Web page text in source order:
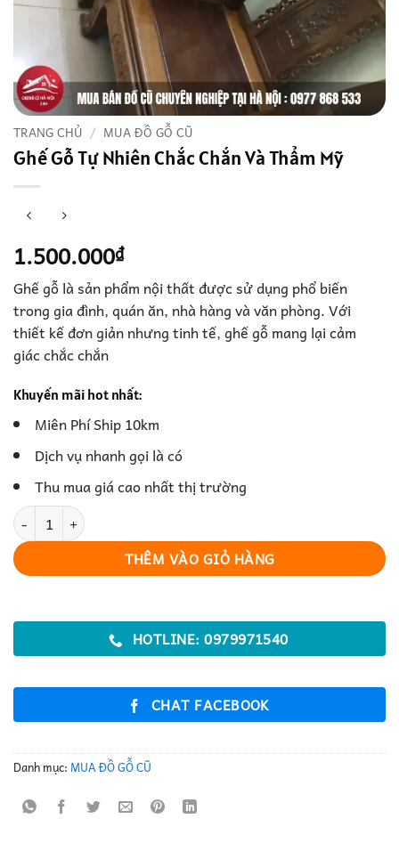
TRANG CHỦ / MUA ĐỒ GỖ CŨ
Ghế Gỗ Tự Nhiên Chắc Chắn Và Thẩm Mỹ
1.500.000₫
Ghế gỗ là sản phẩm nội thất được sử dụng phổ biến
trong gia đình, quán ăn, nhà hàng và văn phòng. Với
thiết kế đơn giản nhưng tinh tế, ghế gỗ mang lại cảm
giác chắc chắn
Khuyến mãi hot nhất:
Miên Phí Ship 10km
Dịch vụ nhanh gọi là có
Thu mua giá cao nhất thị trường
Ghế Gỗ Tự Nhiên Chắc Chắn Và Thẩm Mỹ số lượng
THÊM VÀO GIỎ HÀNG
HOTLINE: 0979971540
CHAT FACEBOOK
Danh mục: MUA ĐỒ GỖ CŨ